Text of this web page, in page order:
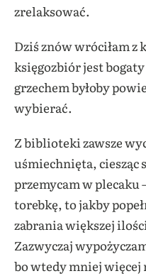
zrelaksować.
Dziś znów wróciłam
księgozbiór jest
grzechem byłoby
wybierać.
Z biblioteki zawsze
uśmiechnięta, ciesząc
przemycam w plecaku
torebkę, to jakby
zabrania większej
Zazwyczaj
bo wtedy mniej więcej